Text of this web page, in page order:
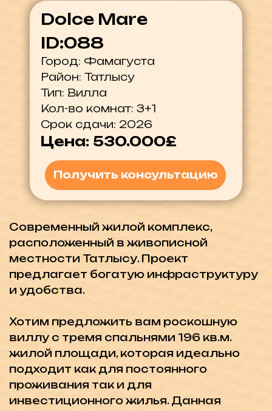
Цена: 530.000£
Срок сдачи: 2026
Современный жилой комплекс,
расположенный в живописной
предлагает богатую инфраструктуру
и удобства.
Хотим предложить вам роскошную
жилой площади, которая идеально
подходит как для постоянного
проживания так и для
инвестиционного жилья. Данная
простор и идеальна будет для
большой семьи. Вилла оборудована
современными технологиями для
удобства и безопасности. Вилла
имеет 2 ванные комнаты и
гардеробную 6 кв.м.. Также есть
собственные терраса и сад 175 м2 .
для максимального комфорта. На
территории ЖК есть охрана и камеры
безопасности и центральный
генератор.
Комплекс имеет частный пляж-
эксклюзивный доступ к морю для
фитнес-центр с разнообразным
Получить консультацию